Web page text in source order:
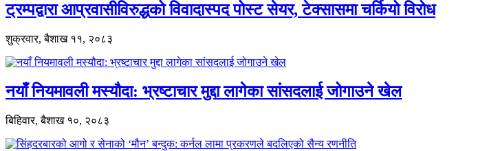
ट्रम्पद्वारा आप्रवासीविरुद्धको विवादास्पद पोस्ट सेयर, टेक्सासमा चर्कियो विरोध
शुक्रवार, बैशाख ११, २०८३
नयाँ नियमावली मस्यौदा: भ्रष्टाचार मुद्दा लागेका सांसदलाई जोगाउने खेल
बिहिवार, बैशाख १०, २०८३